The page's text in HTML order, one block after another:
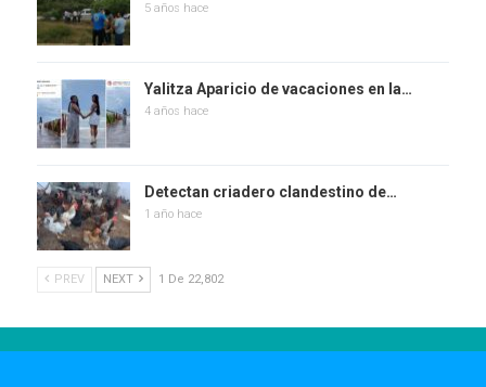
5 años hace
Yalitza Aparicio de vacaciones en la…
4 años hace
Detectan criadero clandestino de…
1 año hace
PREV NEXT 1 De 22,802